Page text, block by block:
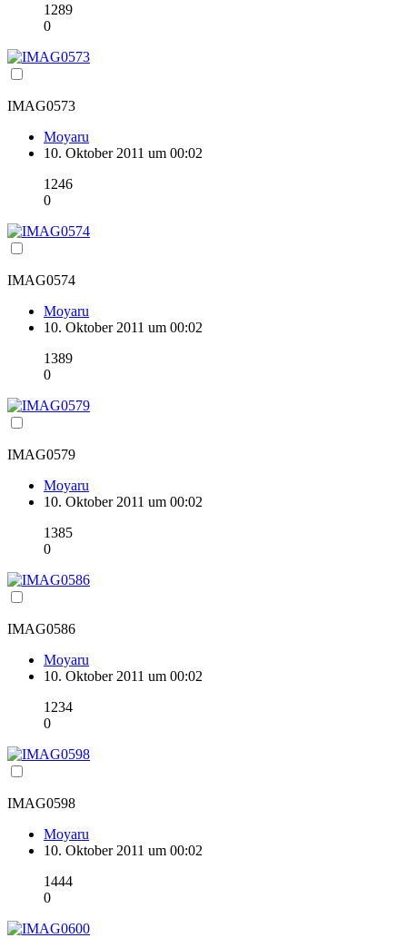
1289
0
IMAG0573
Moyaru
10. Oktober 2011 um 00:02
1246
0
IMAG0574
Moyaru
10. Oktober 2011 um 00:02
1389
0
IMAG0579
Moyaru
10. Oktober 2011 um 00:02
1385
0
IMAG0586
Moyaru
10. Oktober 2011 um 00:02
1234
0
IMAG0598
Moyaru
10. Oktober 2011 um 00:02
1444
0